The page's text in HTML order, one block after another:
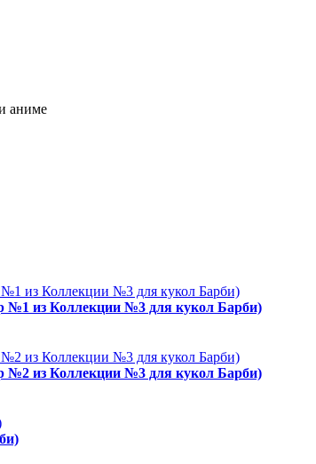
аниме
№1 из Коллекции №3 для кукол Барби)
№2 из Коллекции №3 для кукол Барби)